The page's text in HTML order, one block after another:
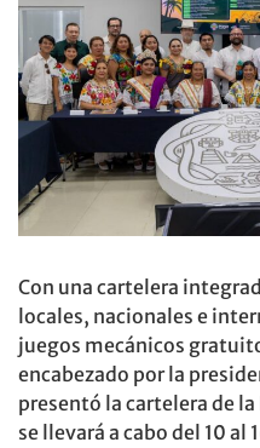
Con una cartelera
locales, nacionales e
juegos mecánicos
encabezado por la
presentó la cartelera de
se llevará a cabo del 10 al